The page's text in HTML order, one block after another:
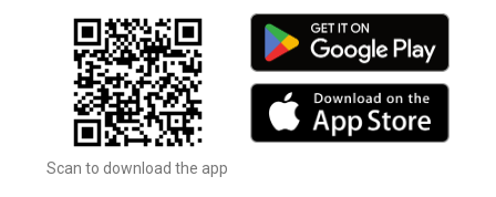
Scan to download the app